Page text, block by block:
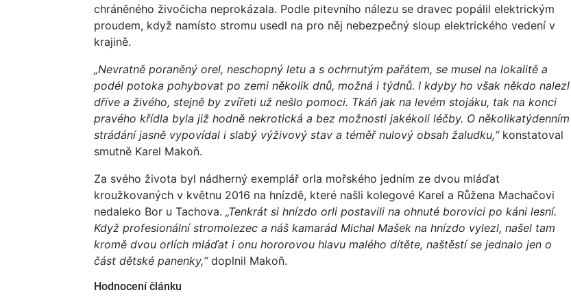
chráněného živočicha neprokázala. Podle pitevního nálezu se dravec popálil elektrickým
proudem, když namísto stromu usedl na pro něj nebezpečný sloup elektrického vedení v
krajině.
„Nevratně poraněný orel, neschopný letu a s ochrnutým pařátem, se musel na lokalitě a
podél potoka pohybovat po zemi několik dnů, možná i týdnů. I kdyby ho však někdo nalezl
dříve a živého, stejně by zvířeti už nešlo pomoci. Tkáň jak na levém stojáku, tak na konci
pravého křídla byla již hodně nekrotická a bez možnosti jakékoli léčby. O několikatýdenním
strádání jasně vypovídal i slabý výživový stav a téměř nulový obsah žaludku,“konstatoval
smutně Karel Makoň.
Za svého života byl nádherný exemplář orla mořského jedním ze dvou mláďat
kroužkovaných v květnu 2016 na hnízdě, které našli kolegové Karel a Růžena Machačovi
nedaleko Bor u Tachova. „Tenkrát si hnízdo orli postavili na ohnuté borovici po káni lesní.
Když profesionální stromolezec a náš kamarád Michal Mašek na hnízdo vylezl, našel tam
kromě dvou orlích mláďat i onu hororovou hlavu malého dítěte, naštěstí se jednalo jen o
část dětské panenky,“doplnil Makoň.
Hodnocení článku